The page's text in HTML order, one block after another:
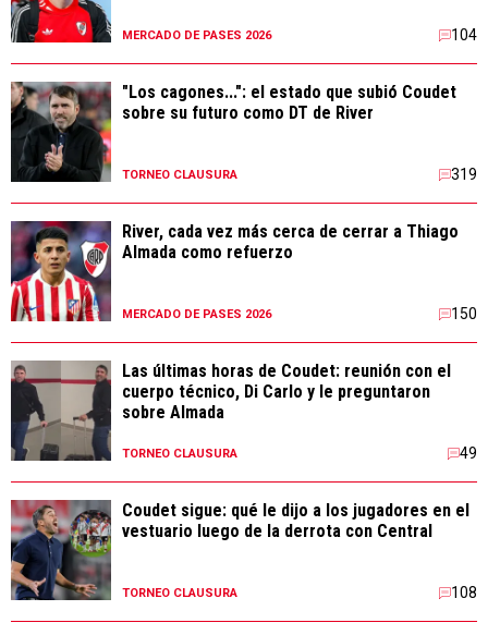
MERCADO DE PASES 2026 104
"Los cagones...": el estado que subió Coudet
sobre su futuro como DT de River
TORNEO CLAUSURA 319
River, cada vez más cerca de cerrar a Thiago
Almada como refuerzo
MERCADO DE PASES 2026 150
Las últimas horas de Coudet: reunión con el
cuerpo técnico, Di Carlo y le preguntaron
sobre Almada
TORNEO CLAUSURA 49
Coudet sigue: qué le dijo a los jugadores en el
vestuario luego de la derrota con Central
TORNEO CLAUSURA 108